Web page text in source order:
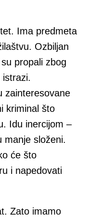
Ima predmeta
Ozbiljan
propali zbog
zainteresovane
kriminal što
Idu inercijom –
manje složeni.
će što
i napedovati
Zato imamo